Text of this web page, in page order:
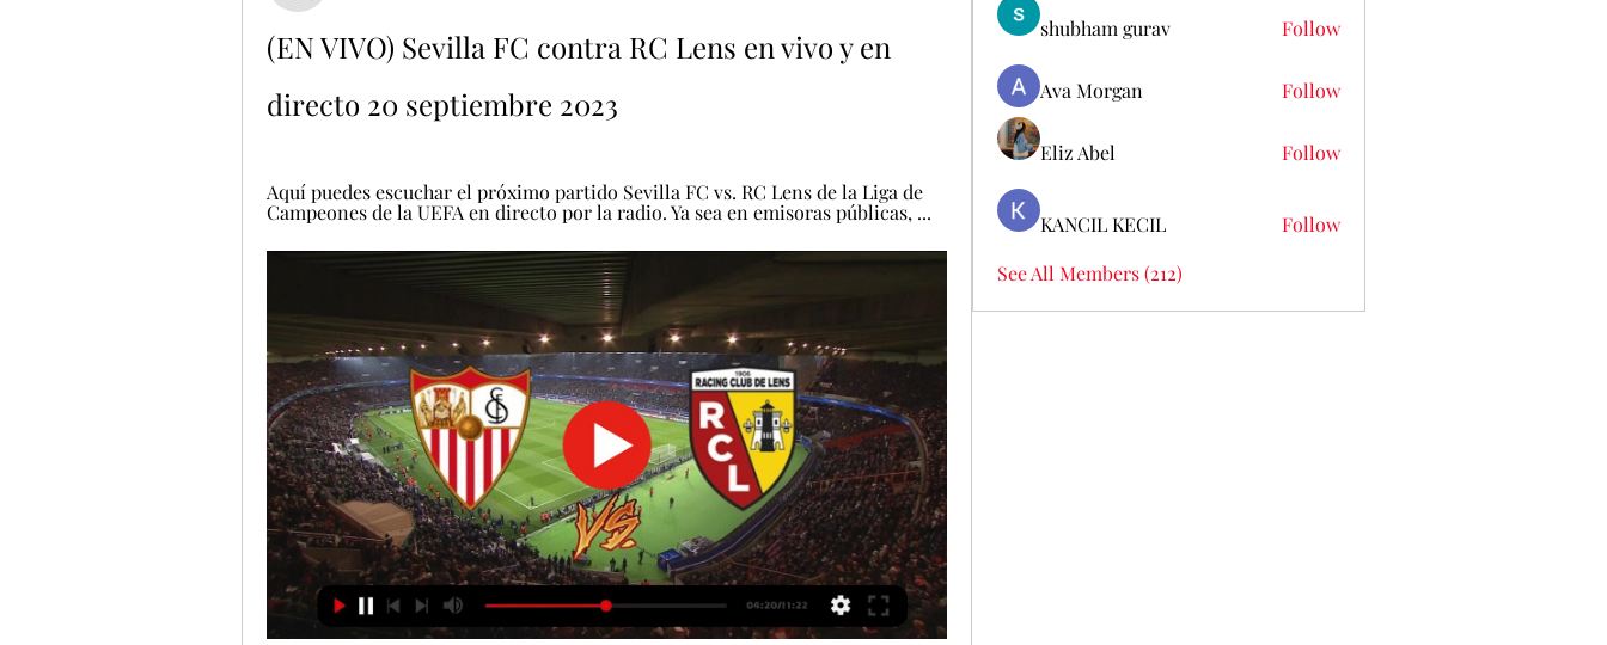
(EN VIVO) Sevilla FC contra RC Lens en vivo y en
directo 20 septiembre 2023
Aquí puedes escuchar el próximo partido Sevilla FC vs. RC Lens de la Liga de
Campeones de la UEFA en directo por la radio. Ya sea en emisoras públicas, ...
shubham gurav Follow
Ava Morgan Follow
Eliz Abel Follow
KANCIL KECIL
Follow
See All Members (212)